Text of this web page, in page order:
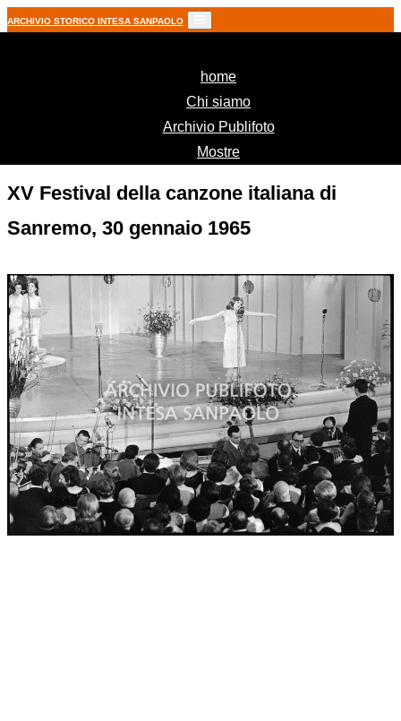
ARCHIVIO STORICO INTESA SANPAOLO
home(current)
Chi siamo
Archivio Publifoto
Mostre
XV Festival della canzone italiana di
Sanremo, 30 gennaio 1965